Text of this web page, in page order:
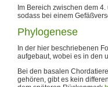
Im Bereich zwischen dem
sodass bei einem
Phylogenese
In der hier beschriebenen
aufgebaut, wobei es in den
Bei den basalen
gehören, gibt es kein